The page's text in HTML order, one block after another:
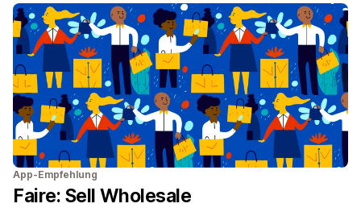
App-Empfehlung
Faire: Sell Wholesale